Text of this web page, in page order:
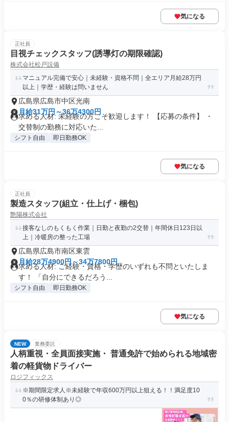
気になる
正社員
目視チェックスタッフ(誘導灯の期限確認)
株式会社松戸設備
マニュアル完備で安心｜未経験・資格不問｜全エリア月給28万円
以上｜学歴・経験は問いません
広島県広島市中区光南
月給31万円～36万4300円
求める人材: 未経験の方こそ歓迎します！ 【応募の条件】 ・
交替制の勤務に対応いた...
シフト自由 即日勤務OK
気になる
正社員
製造スタッフ(組立・仕上げ・梱包)
艶陽株式会社
接客なしのもくもく作業｜日勤と夜勤の2交替｜年間休日123日以
上｜冷暖房の整った工場
広島県広島市南区東雲
月給28万4900円～34万7800円
求める人材: ご経験・資格・学歴のいずれも不問といたしま
す！ 「自分にできるだろう...
シフト自由 即日勤務OK
気になる
NEW 業務委託
人柄重視・全員面接実施・ 普通免許で始められる地域密
着の軽貨物ドライバー
ロジフィックス
※期間限定求人※未経験で年収600万円以上狙える！！満足度10
0％の研修体制あり◎